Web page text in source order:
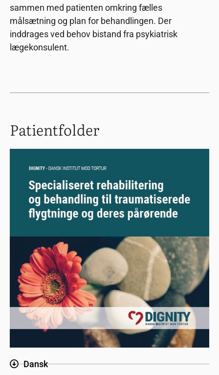
sammen med patienten omkring fælles
målsætning og plan for behandlingen. Der
inddrages ved behov bistand fra psykiatrisk
lægekonsulent.
Patientfolder
Dansk